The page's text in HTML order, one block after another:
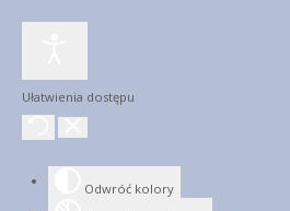
Ułatwienia dostępu
Odwróć kolory